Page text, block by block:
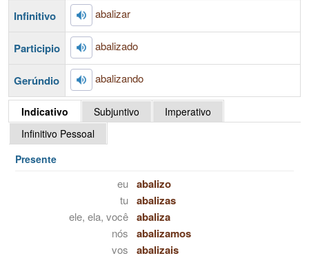
Infinitivo abalizar
Participio abalizado
Gerúndio abalizando
Indicativo Subjuntivo
Imperativo
Infinitivo Pessoal
Presente
eu abalizo
tu abalizas
ele, ela, você abaliza
nós abalizamos
vos abalizais